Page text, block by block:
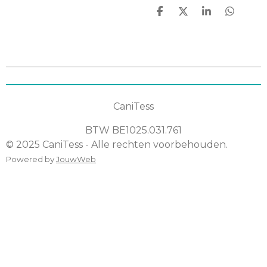
D
D
S
D
CaniTess
BTW BE1025.031.761
© 2025 CaniTess - Alle rechten voorbehouden.
Powered byJouwWeb